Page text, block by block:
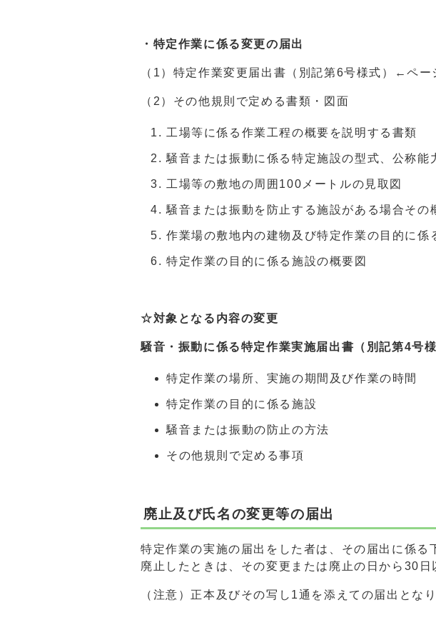
・特定作業に係る変更の届出
（1）特定作業変更届出書（別記第6号様式）←ペー
（2）その他規則で定める書類・図面
工場等に係る作業工程の概要を説明する書類
騒音または振動に係る特定施設の型式、公称
工場等の敷地の周囲100メートルの見取図
騒音または振動を防止する施設がある場合その
作業場の敷地内の建物及び特定作業の目的に係
特定作業の目的に係る施設の概要図
☆対象となる内容の変更
騒音・振動に係る特定作業実施届出書（別記第4号様
特定作業の場所、実施の期間及び作業の時間
特定作業の目的に係る施設
騒音または振動の防止の方法
その他規則で定める事項
廃止及び氏名の変更等の届出
特定作業の実施の届出をした者は、その届出に係
廃止したときは、その変更または廃止の日から30
（注意）正本及びその写し1通を添えての届出となり